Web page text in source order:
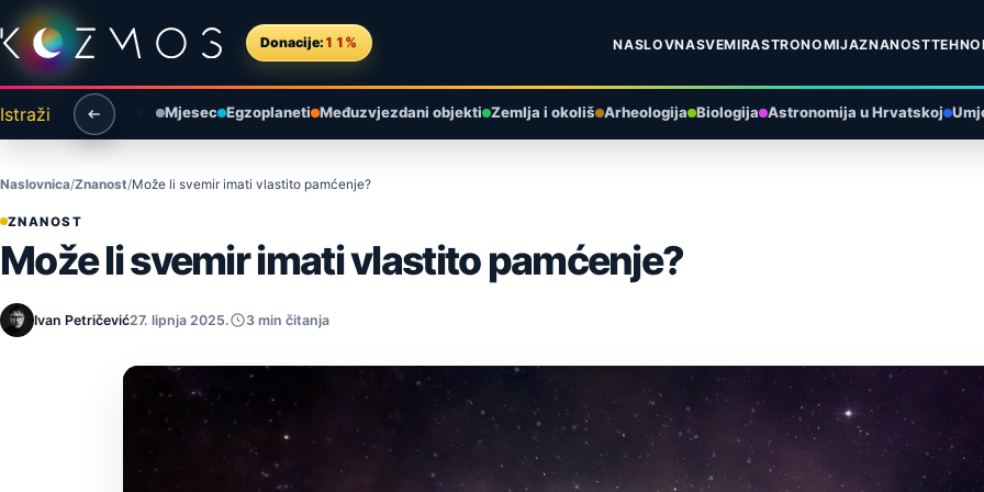
Preskoči na sadržaj
Donacije: 11% NASLOVNASVEMIRASTRONOMIJAZNANOST
Istraži Mjesec Egzoplaneti Međuzvjezdani objekti Zemlja i okoliš Arheologija Biologija Astronomija u Hrvatskoj
Naslovnica Znanost Može li svemir imati vlastito pamćenje?
ZNANOST
Može li svemir imati vlastito pamćenje?
Ivan Petričević27. lipnja 2025. 3 min čitanja